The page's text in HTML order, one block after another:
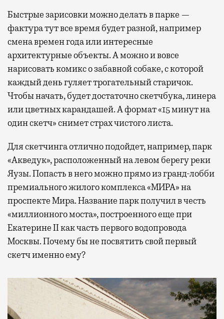
Быстрые зарисовки можно делать в парке —
фактура тут все время будет разной, например
смена времен года или интересные
архитектурные объекты. А можно и вовсе
нарисовать комикс о забавной собаке, с которой
каждый день гуляет трогательный старичок.
Чтобы начать, будет достаточно скетчбука, линера
или цветных карандашей. А формат «15 минут на
один скетч» снимет страх чистого листа.
Для скетчинга отлично подойдет, например, парк
«Акведук», расположенный на левом берегу реки
Яузы. Попасть в него можно прямо из гранд-лобби
премиального жилого комплекса «МИРА» на
проспекте Мира. Название парк получил в честь
«миллионного моста», построенного еще при
Екатерине II как часть первого водопровода
Москвы. Почему бы не посвятить свой первый
скетч именно ему?